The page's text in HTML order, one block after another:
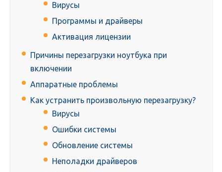
Вирусы
Программы и драйверы
Активация лицензии
Причины перезагрузки ноутбука при
включении
Аппаратные проблемы
Как устранить произвольную перезагрузку?
Вирусы
Ошибки системы
Обновление системы
Неполадки драйверов